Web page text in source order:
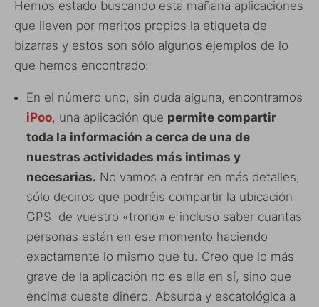
Hemos estado buscando esta mañana aplicaciones
que lleven por meritos propios la etiqueta de
bizarras y estos son sólo algunos ejemplos de lo
que hemos encontrado:
En el número uno, sin duda alguna, encontramos
iPoo, una aplicación que permite compartir
toda la información a cerca de una de
nuestras actividades más intimas y
necesarias. No vamos a entrar en más detalles,
sólo deciros que podréis compartir la ubicación
GPS de vuestro «trono» e incluso saber cuantas
personas están en ese momento haciendo
exactamente lo mismo que tu. Creo que lo más
grave de la aplicación no es ella en sí, sino que
encima cueste dinero. Absurda y escatológica a